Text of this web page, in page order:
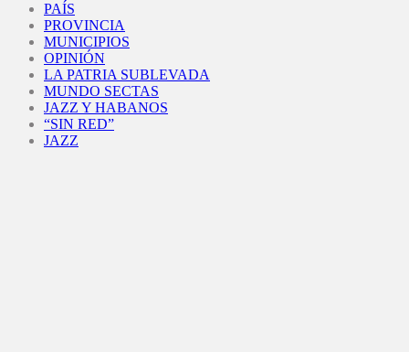
PAÍS
PROVINCIA
MUNICIPIOS
OPINIÓN
LA PATRIA SUBLEVADA
MUNDO SECTAS
JAZZ Y HABANOS
“SIN RED”
JAZZ